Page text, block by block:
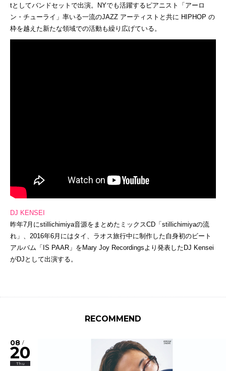
tとしてバンドセットで出演。NYでも活躍するピアニスト「アーロ
ン・チューライ」率いる一流のJAZZ アーティストと共に HIPHOP の
枠を越えた新たな領域での活動も繰り広げている。
DJ KENSEI
昨年7月にstillichimiya音源をまとめたミックスCD「stillichimiyaの流
れ」、2016年6月にはタイ、ラオス旅行中に制作した自身初のビート
アルバム「IS PAAR」をMary Joy Recordingsより発表したDJ Kensei
がDJとして出演する。
RECOMMEND
08 /
20
Thu